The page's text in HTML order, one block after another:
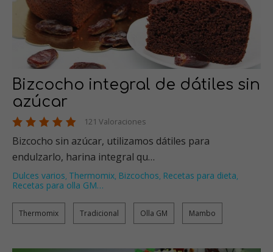
Bizcocho integral de dátiles sin
azúcar
121 Valoraciones
Bizcocho sin azúcar, utilizamos dátiles para
endulzarlo, harina integral qu…
Dulces varios, Thermomix, Bizcochos, Recetas para dieta,
Recetas para olla GM…
Thermomix Tradicional Olla GM Mambo